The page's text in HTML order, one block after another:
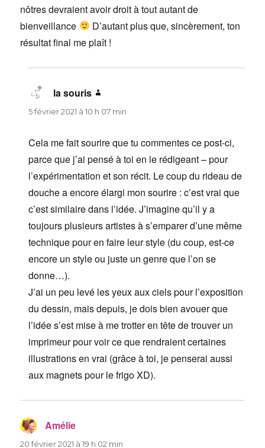
nôtres devraient avoir droit à tout autant de
bienveillance
D’autant plus que, sincèrement, ton
résultat final me plaît !
la souris
5 février 2021 à 10 h 07 min
Cela me fait sourire que tu commentes ce post-ci,
parce que j’ai pensé à toi en le rédigeant – pour
l’expérimentation et son récit. Le coup du rideau de
douche a encore élargi mon sourire : c’est vrai que
c’est similaire dans l’idée. J’imagine qu’il y a
toujours plusieurs artistes à s’emparer d’une même
technique pour en faire leur style (du coup, est-ce
encore un style ou juste un genre que l’on se
donne…).
J’ai un peu levé les yeux aux ciels pour l’exposition
du dessin, mais depuis, je dois bien avouer que
l’idée s’est mise à me trotter en tête de trouver un
imprimeur pour voir ce que rendraient certaines
illustrations en vrai (grâce à toi, je penserai aussi
aux magnets pour le frigo XD).
Amélie
20 février 2021 à 19 h 02 min